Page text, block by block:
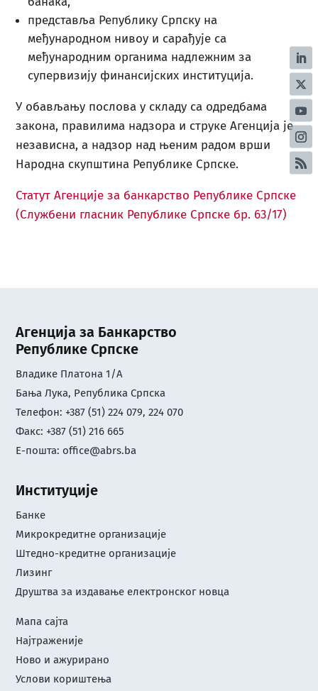
представља Републику Српску на
међународном нивоу и сарађује са
међународним органима надлежним за
супервизију финансијских институција.
У обављању послова у складу са одредбама
закона, правилима надзора и струке Агенција je
независнa, а надзор над њеним радом врши
Народнa скупштинa Републике Српске.
Статут Агенције за банкарство Републике Српске
(Службени гласник Републике Српске бр. 63/17)
Агенција за Банкарство
Републике Српске
Владике Платона 1/А
Бања Лука, Република Српска
Телефон: +387 (51) 224 079, 224 070
Факс: +387 (51) 216 665
Е-пошта: office@abrs.ba
Институције
Банке
Микрокредитне организације
Штедно-кредитне организације
Лизинг
Друштва за издавање електронског новца
Мапа сајта
Најтраженије
Ново и ажурирано
Услови кориштењa